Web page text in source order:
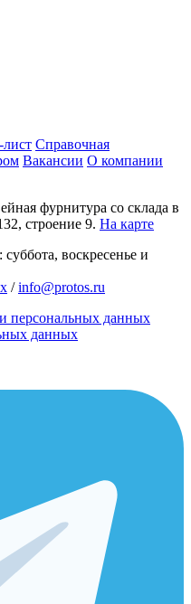
лист Справочная
Вакансии О компании
фурнитура со склада в
строение 9. На карте
воскресенье и
/info@protos.ru
персональных данных
данных